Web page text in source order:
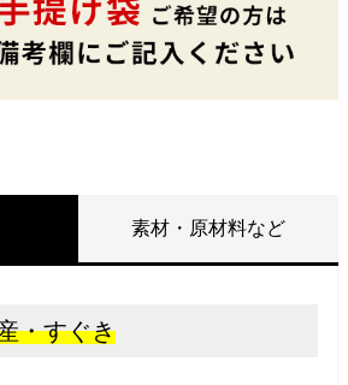
素材・原材料など
・すぐき